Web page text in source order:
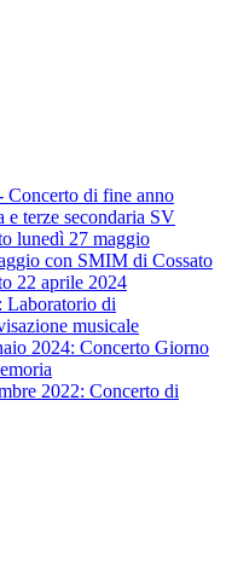
Concerto di fine anno
e terze secondaria SV
lunedì 27 maggio
con SMIM di Cossato
22 aprile 2024
Laboratorio di
musicale
2024: Concerto Giorno
2022: Concerto di